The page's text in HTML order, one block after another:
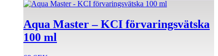
Aqua Master – KCI förvaringsvätska
100 ml